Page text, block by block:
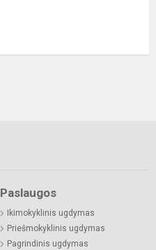
Paslaugos
Ikimokyklinis ugdymas
Priešmokyklinis ugdymas
Pagrindinis ugdymas